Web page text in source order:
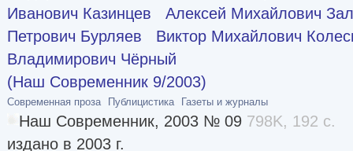
Иванович Казинцев
Алексей Михайлович
Петрович Бурляев
Виктор Михайлович
Владимирович Чёрный
(Наш Современник 9/2003)
Современная проза Публицистика Газеты и журналы
Наш Современник, 2003 № 09 798K, 192 с.
издано в 2003 г.